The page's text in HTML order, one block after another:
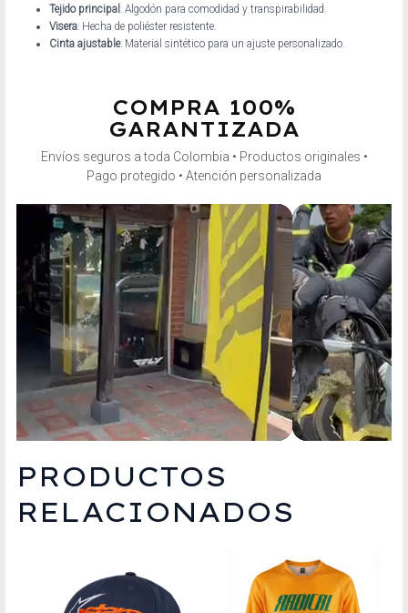
Tejido principal : Algodón para comodidad y transpirabilidad.
Visera: Hecha de poliéster resistente.
Cinta ajustable: Material sintético para un ajuste personalizado.
COMPRA 100%
GARANTIZADA
Envíos seguros a toda Colombia • Productos originales •
Pago protegido • Atención personalizada
PRODUCTOS
RELACIONADOS